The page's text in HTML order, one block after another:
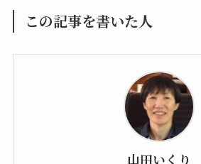
この記事を書いた人
山田いくり